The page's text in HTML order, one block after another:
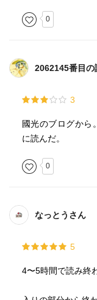
のは女の画家ね。
男をモデルにし
「きっと男もか
「そうかもしれな
「でも、ある幾人
払ったりするのよ
なのね」」
「ロドリゲスはか
うのかい？ それ
うことは起こらな
0
2062145番目の
3
國光のブログから
に読んだ。
0
なっとうさん
5
4〜5時間で読み終